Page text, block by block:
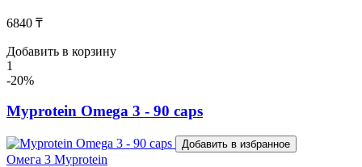
6840 ₸
Добавить в корзину
1
-20%
Myprotein Omega 3 - 90 caps
Добавить в избранное
Омега 3 Myprotein